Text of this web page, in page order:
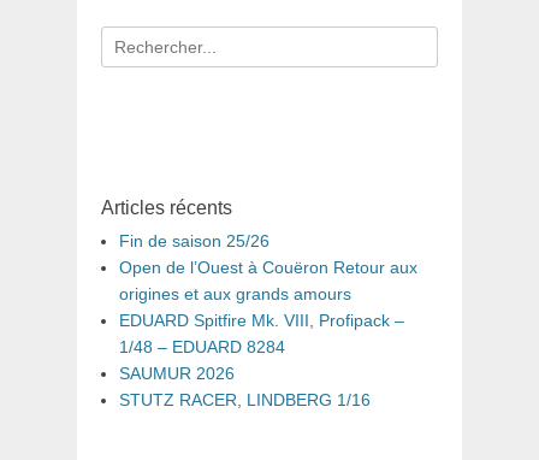
Recherche
pour
Articles récents
Fin de saison 25/26
Open de l’Ouest à Couëron Retour aux
origines et aux grands amours
EDUARD Spitfire Mk. VIII, Profipack –
1/48 – EDUARD 8284
SAUMUR 2026
STUTZ RACER, LINDBERG 1/16